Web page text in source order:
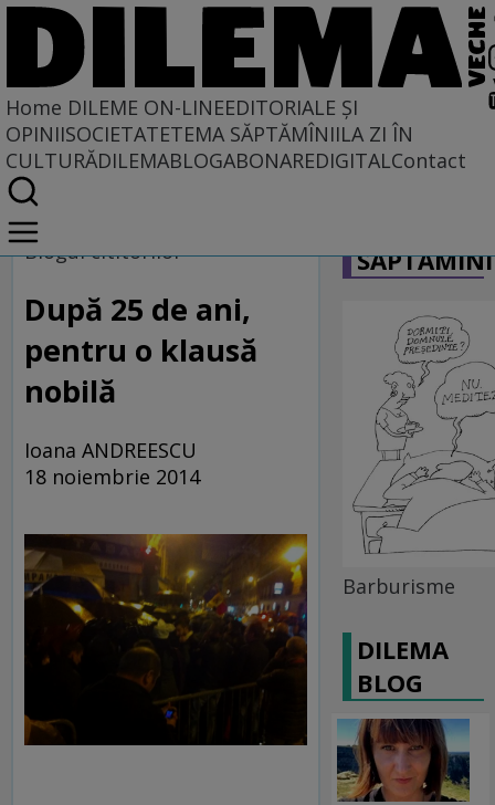
Home DILEME ON-LINEEDITORIALE ȘI
OPINIISOCIETATETEMA SĂPTĂMÎNIILA ZI ÎN
CULTURĂDILEMABLOGABONAREDIGITALContact
Home
Dileme on-line
Blogul cititorilor
După 25 de ani,
pentru o klausă
nobilă
Ioana ANDREESCU
18 noiembrie 2014
Barburisme
DILEMA
BLOG